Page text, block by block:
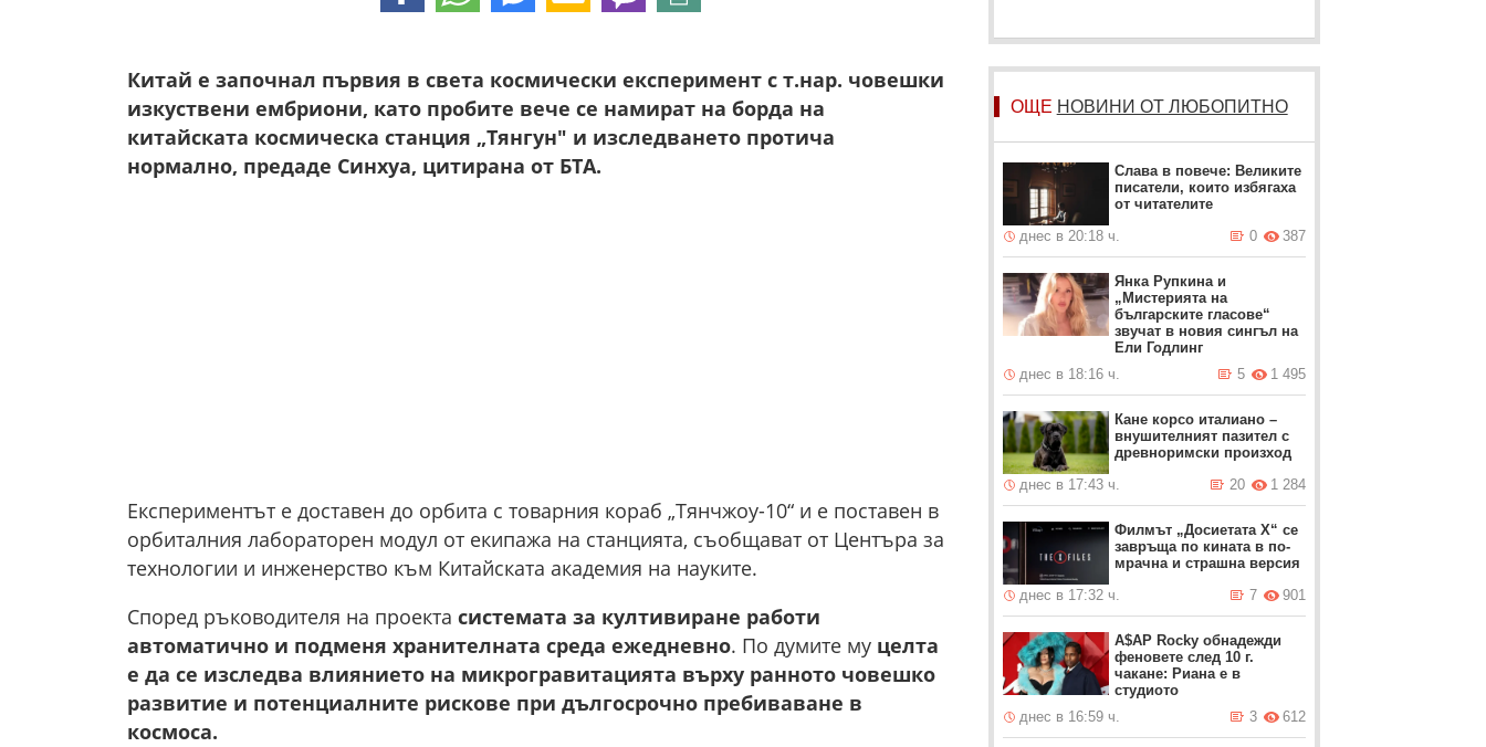
Китай е започнал първия в света космически експеримент с т.нар. човешки
изкуствени ембриони, като пробите вече се намират на борда на
китайската космическа станция „Тянгун" и изследването протича
нормално, предаде Синхуа, цитирана от БТА.
Експериментът е доставен до орбита с товарния кораб „Тянчжоу-10“ и е поставен в
орбиталния лабораторен модул от екипажа на станцията, съобщават от Центъра за
технологии и инженерство към Китайската академия на науките.
Според ръководителя на проекта системата за култивиране работи
автоматично и подменя хранителната среда ежедневно. По думите му целта
е да се изследва влиянието на микрогравитацията върху ранното човешко
развитие и потенциалните рискове при дългосрочно пребиваване в
космоса.
ОЩЕ НОВИНИ ОТ ЛЮБОПИТНО
Слава в повече: Великите
писатели, които избягаха
от читателите
днес в 20:18 ч.
387
0
Янка Рупкина и
„Мистерията на
българските гласове“
звучат в новия сингъл на
Ели Годлинг
днес в 18:16 ч.
1 495
5
Кане корсо италиано –
внушителният пазител с
древноримски произход
днес в 17:43 ч.
1 284
20
Филмът „Досиетата Х“ се
завръща по кината в по-
мрачна и страшна версия
днес в 17:32 ч.
901
7
A$AP Rocky обнадежди
феновете след 10 г.
чакане: Риана е в
студиото
днес в 16:59 ч.
612
3